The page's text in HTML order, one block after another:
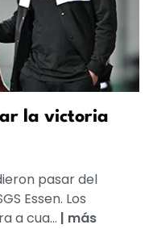
la victoria
pasar del
Essen. Los
a cua... | más